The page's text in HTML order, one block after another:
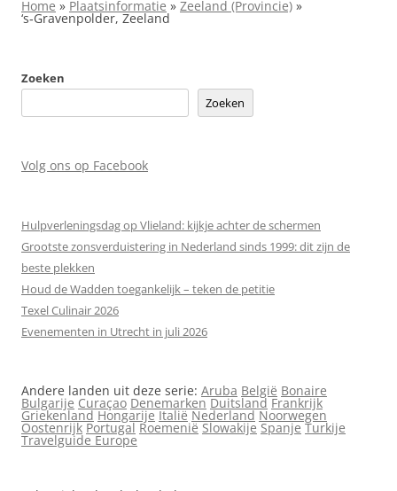
Home » Plaatsinformatie » Zeeland (Provincie) »
‘s‑Gravenpolder, Zeeland
Zoeken
Zoeken
Volg ons op Facebook
Hulpverleningsdag op Vlieland: kijkje achter de schermen
Grootste zonsverduistering in Nederland sinds 1999: dit zijn de
beste plekken
Houd de Wadden toegankelijk – teken de petitie
Texel Culinair 2026
Evenementen in Utrecht in juli 2026
Andere landen uit deze serie: Aruba België Bonaire
Bulgarije Curaçao Denemarken Duitsland Frankrijk
Griekenland Hongarije Italië Nederland Noorwegen
Oostenrijk Portugal Roemenië Slowakije Spanje Turkije
Travelguide Europe